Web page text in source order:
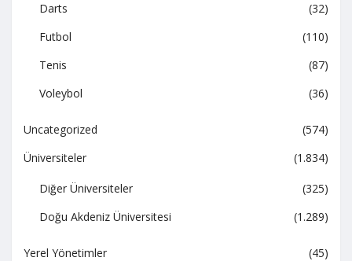
Darts
(32)
Futbol
(110)
Tenis
(87)
Voleybol
(36)
Uncategorized
(574)
Üniversiteler
(1.834)
Diğer Üniversiteler
(325)
Doğu Akdeniz Üniversitesi
(1.289)
Yerel Yönetimler (45)